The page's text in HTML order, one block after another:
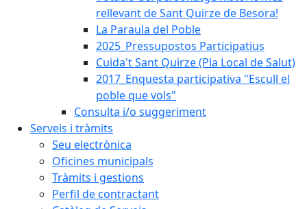
rellevant de Sant Quirze de Besora!
La Paraula del Poble
2025_Pressupostos Participatius
Cuida't Sant Quirze (Pla Local de Salut)
2017_Enquesta participativa "Escull el
poble que vols"
Consulta i/o suggeriment
Serveis i tràmits
Seu electrònica
Oficines municipals
Tràmits i gestions
Perfil de contractant